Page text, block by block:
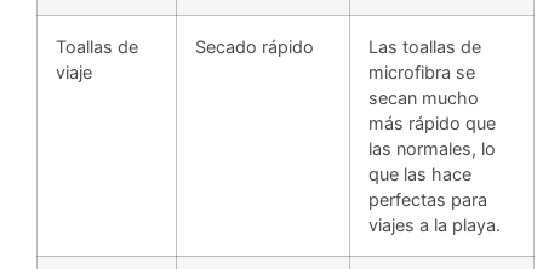
Toallas de
viaje
Secado rápido
Las toallas de
microfibra se
secan mucho
más rápido que
las normales, lo
que las hace
perfectas para
viajes a la playa.